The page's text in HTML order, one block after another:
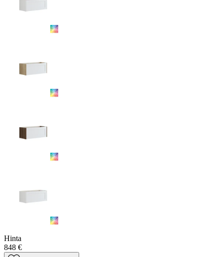
Hinta
848 €